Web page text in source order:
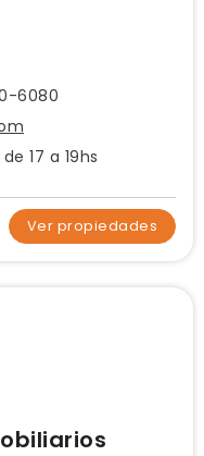
6080
17 a 19hs
Ver propiedades